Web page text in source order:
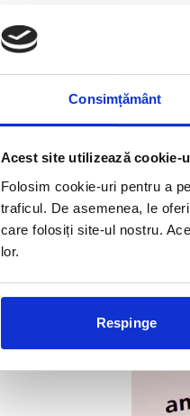
Consimțământ
Acest site utilizează cookie-
Folosim cookie-uri pentru a
traficul. De asemenea, le
care folosiți site-ul nostru.
lor.
Respinge